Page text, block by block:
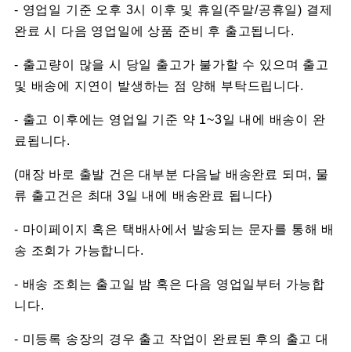
- 영업일 기준 오후 3시 이후 및 휴일(주말/공휴일) 결제
완료 시 다음 영업일에 상품 준비 후 출고됩니다.
- 출고량이 많을 시 당일 출고가 불가할 수 있으며 출고
및 배송에 지연이 발생하는 점 양해 부탁드립니다.
- 출고 이후에는 영업일 기준 약 1~3일 내에 배송이 완
료됩니다.
(매장 바로 출발 건은 대부분 다음날 배송완료 되며, 물
류 출고건은 최대 3일 내에 배송완료 됩니다)
- 마이페이지 혹은 택배사에서 발송되는 문자를 통해 배
송 조회가 가능합니다.
- 배송 조회는 출고일 밤 혹은 다음 영업일부터 가능합
니다.
- 미등록 송장의 경우 출고 작업이 완료된 후의 출고 대